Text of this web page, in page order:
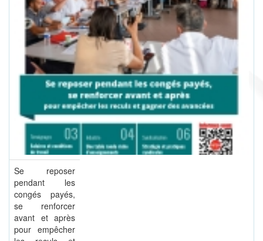
Se reposer
pendant les
congés payés,
se renforcer
avant et après
pour empêcher